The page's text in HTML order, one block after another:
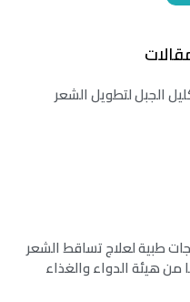
الجبل لتطويل الشعر
علاجات طبية لعلاج تساقط الشعر
من هيئة الدواء والغذاء